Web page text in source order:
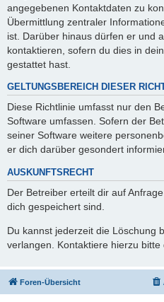
angegebenen Kontaktdaten zu
Übermittlung zentraler
ist. Darüber hinaus dürfen er und
kontaktieren, sofern du dies in
gestattet hast.
GELTUNGSBEREICH DIESER
Diese Richtlinie umfasst nur den
Software umfassen. Sofern der
seiner Software weitere
er dich darüber gesondert
AUSKUNFTSRECHT
Der Betreiber erteilt dir auf
dich gespeichert sind.
Du kannst jederzeit die Löschung
verlangen. Kontaktiere hierzu bitte
Foren-Übersicht